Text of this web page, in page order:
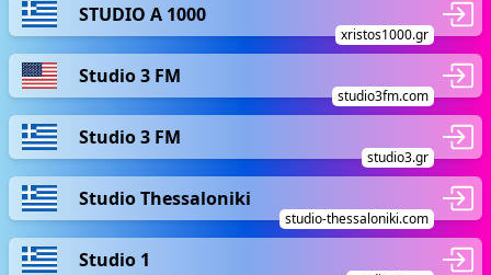
STUDIO A 1000
xristos1000.gr
Studio 3 FM
studio3fm.com
Studio 3 FM
studio3.gr
Studio Thessaloniki
studio-thessaloniki.com
Studio 1